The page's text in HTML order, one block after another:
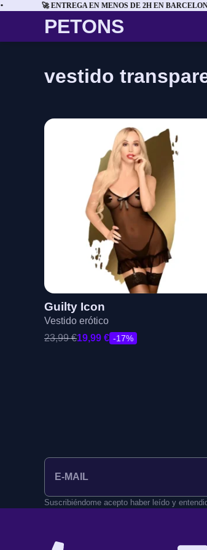
🚀 ENTREGA EN MENOS DE 2H EN BARCELONA
PETONS
vestido
Guilty Icon
Vestido erótico
23,99€19,99 € -17%
Suscribiéndome acepto haber leído y